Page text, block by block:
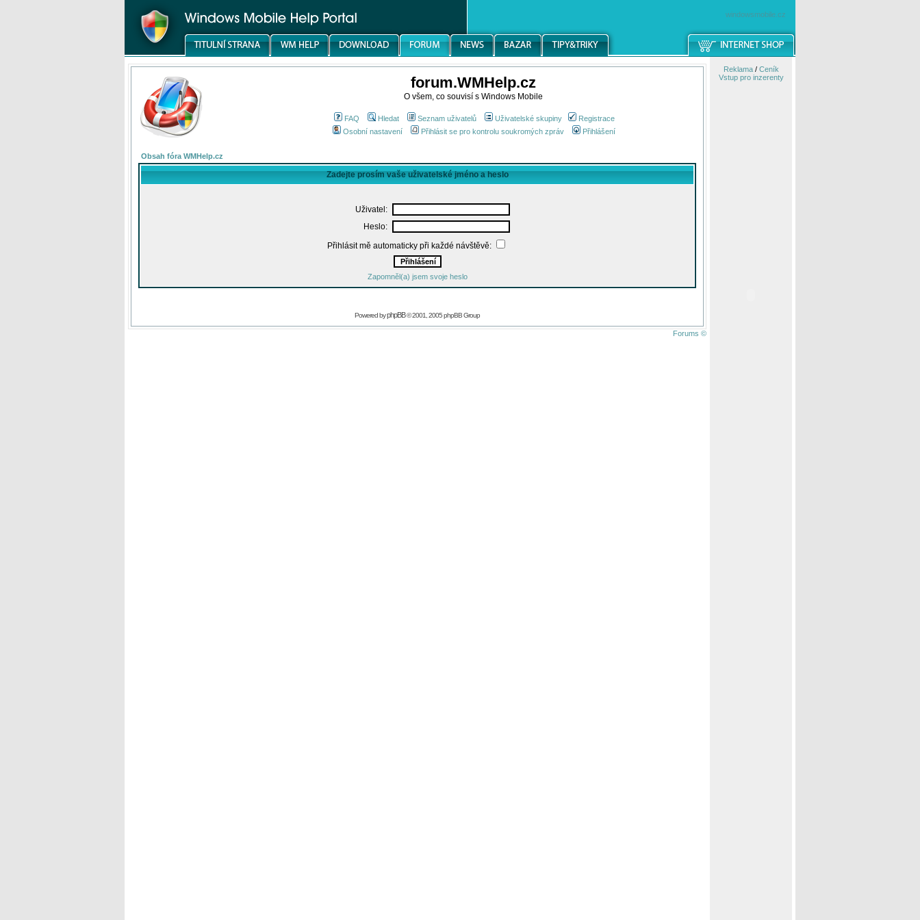
windowsmobile.cz
forum.WMHelp.cz
O všem, co souvisí s Windows Mobile
FAQ Hledat Seznam uživatelů Uživatelské skupiny
Registrace
Osobní nastavení
Přihlásit se pro kontrolu soukromých zpráv Přihlášení
Obsah fóra WMHelp.cz
Zadejte prosím vaše uživatelské jméno a heslo
Uživatel:
Heslo:
Přihlásit mě automaticky při každé návštěvě:
Zapomněl(a) jsem svoje heslo
Powered byphpBB© 2001, 2005 phpBB Group
Forums ©
Reklama/ Ceník
Vstup pro inzerenty